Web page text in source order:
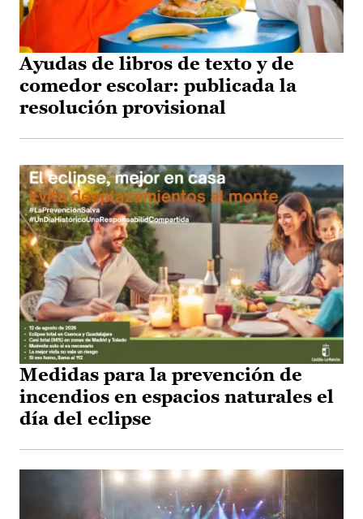
Ayudas de libros de texto y de
comedor escolar: publicada la
resolución provisional
Medidas para la prevención de
incendios en espacios naturales el
día del eclipse